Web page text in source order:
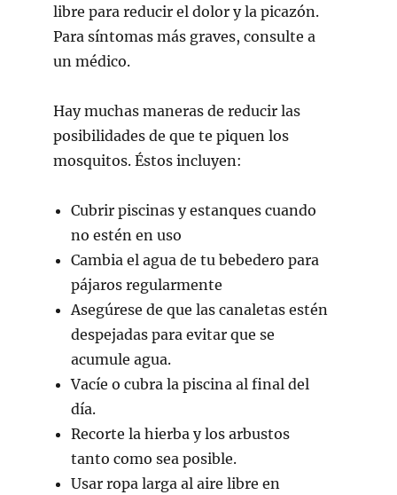
libre para reducir el dolor y la picazón.
Para síntomas más graves, consulte a
un médico.
Hay muchas maneras de reducir las
posibilidades de que te piquen los
mosquitos. Éstos incluyen:
Cubrir piscinas y estanques cuando
no estén en uso
Cambia el agua de tu bebedero para
pájaros regularmente
Asegúrese de que las canaletas estén
despejadas para evitar que se
acumule agua.
Vacíe o cubra la piscina al final del
día.
Recorte la hierba y los arbustos
tanto como sea posible.
Usar ropa larga al aire libre en